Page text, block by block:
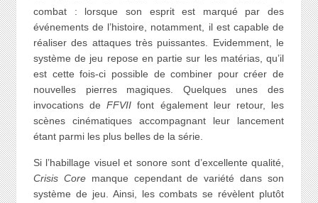
combat : lorsque son esprit est marqué par des
événements de l’histoire, notamment, il est capable de
réaliser des attaques très puissantes. Evidemment, le
système de jeu repose en partie sur les matérias, qu’il
est cette fois-ci possible de combiner pour créer de
nouvelles pierres magiques. Quelques unes des
invocations deFFVII font également leur retour, les
scènes cinématiques accompagnant leur lancement
étant parmi les plus belles de la série.
Si l’habillage visuel et sonore sont d’excellente qualité,
Crisis Coremanque cependant de variété dans son
système de jeu. Ainsi, les combats se révèlent plutôt